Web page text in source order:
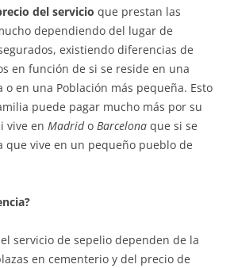
del servicio que prestan las
dependiendo del lugar de
existiendo diferencias de
en función de si se reside en una
o en una Población más pequeña. Esto
puede pagar mucho más por su
vive en Madrido Barcelona que si se
vive en un pequeño pueblo de
servicio de sepelio dependen de la
en cementerio y del precio de